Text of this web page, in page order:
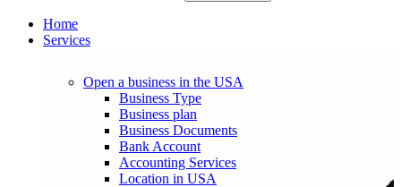
Home
Services
Open a business in the USA
Business Type
Business plan
Business Documents
Bank Account
Accounting Services
Location in USA